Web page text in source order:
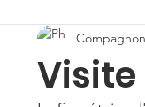
Visite